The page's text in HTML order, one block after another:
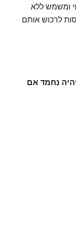
ומשמש ללא
לרכוש אותם
נחמד אם